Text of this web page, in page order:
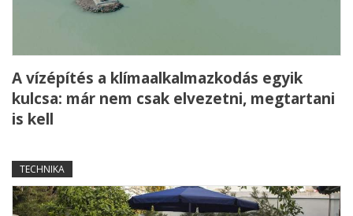
A vízépítés a klímaalkalmazkodás egyik
kulcsa: már nem csak elvezetni, megtartani
is kell
TECHNIKA